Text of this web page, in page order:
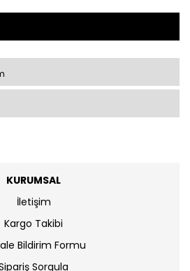
KURUMSAL
İletişim
Kargo Takibi
Bildirim Formu
Sorgula